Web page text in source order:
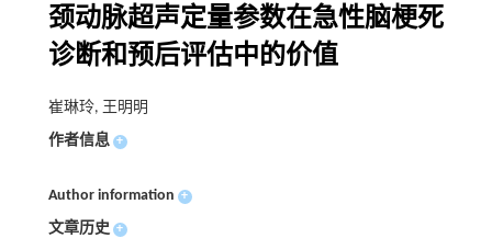
颈动脉超声定量参数在急性脑梗死
诊断和预后评估中的价值
崔琳玲, 王明明
作者信息 +
Author information +
文章历史 +